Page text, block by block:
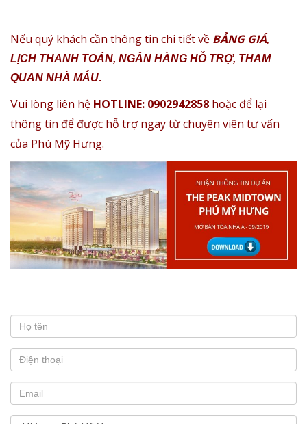
Nếu quý khách cần thông tin chi tiết về BẢNG GIÁ,
LỊCH THANH TOÁN, NGÂN HÀNG HỖ TRỢ, THAM
QUAN NHÀ MẪU.
Vui lòng liên hệ HOTLINE: 0902942858 hoặc để lại
thông tin để được hỗ trợ ngay từ chuyên viên tư vấn
của Phú Mỹ Hưng.